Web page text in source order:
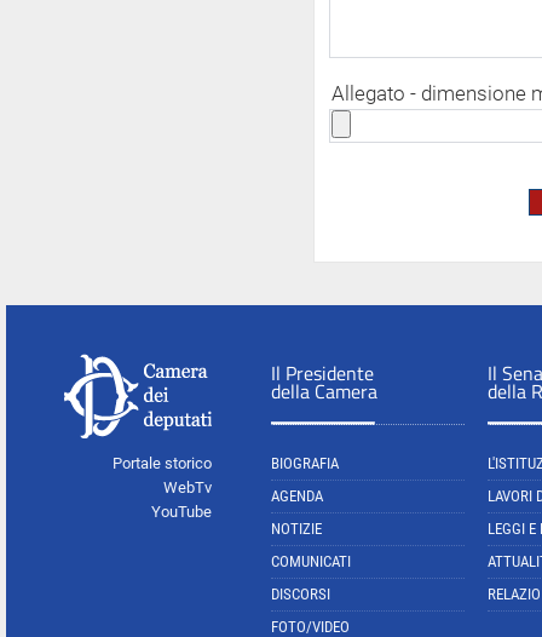
Allegato - dimensione
Portale storico
WebTv
YouTube
Il Presidente
della Camera
BIOGRAFIA
AGENDA
NOTIZIE
COMUNICATI
DISCORSI
FOTO/VIDEO
Il
della
LAVORI
LEGGI E